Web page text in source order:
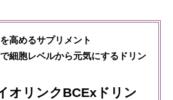
高めるサプリメント
細胞レベルから元気にするドリン
オリンクBCExドリン